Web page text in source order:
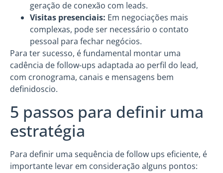
geração de conexão com leads.
Visitas presenciais: Em negociações mais
complexas, pode ser necessário o contato
pessoal para fechar negócios.
Para ter sucesso, é fundamental montar uma
cadência de follow-ups adaptada ao perfil do lead,
com cronograma, canais e mensagens bem
definidoscio.
5 passos para definir uma
estratégia
Para definir uma sequência de follow ups eficiente, é
importante levar em consideração alguns pontos: